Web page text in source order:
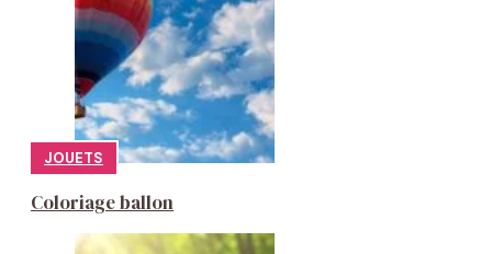
JOUETS
Coloriage ballon